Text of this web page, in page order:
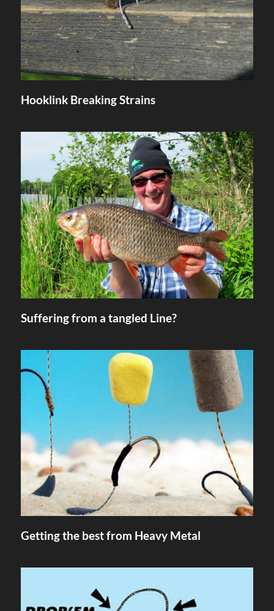
Hooklink Breaking Strains
Suffering from a tangled Line?
Getting the best from Heavy Metal